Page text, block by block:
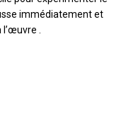
immédiatement et
.